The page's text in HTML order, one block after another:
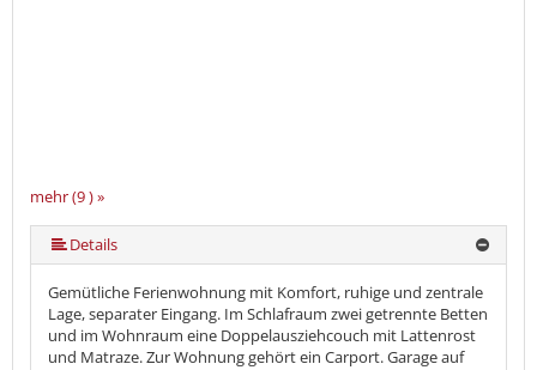
mehr (9 ) »
mehr (9 ) »
mehr (9 ) »
mehr (9 ) »
mehr (9 ) »
mehr (9 ) »
Details
Gemütliche Ferienwohnung mit Komfort, ruhige und zentrale
Lage, separater Eingang. Im Schlafraum zwei getrennte Betten
und im Wohnraum eine Doppelausziehcouch mit Lattenrost
und Matraze. Zur Wohnung gehört ein Carport. Garage auf